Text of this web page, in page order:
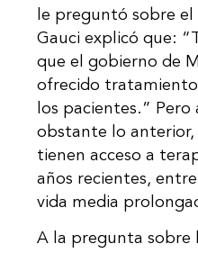
le preguntó sobre
Gauci explicó que:
que el gobierno de
ofrecido
los pacientes.” Pero
obstante lo anterior,
tienen acceso a
años recientes,
vida media
A la pregunta sobre